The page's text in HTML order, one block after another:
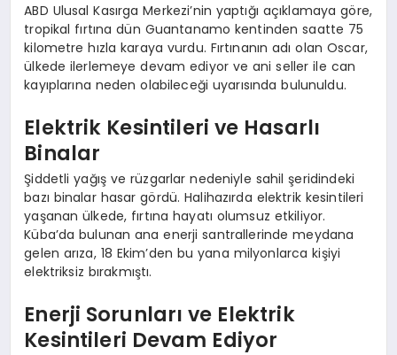
ABD Ulusal Kasırga Merkezi’nin yaptığı açıklamaya göre,
tropikal fırtına dün Guantanamo kentinden saatte 75
kilometre hızla karaya vurdu. Fırtınanın adı olan Oscar,
ülkede ilerlemeye devam ediyor ve ani seller ile can
kayıplarına neden olabileceği uyarısında bulunuldu.
Elektrik Kesintileri ve Hasarlı
Binalar
Şiddetli yağış ve rüzgarlar nedeniyle sahil şeridindeki
bazı binalar hasar gördü. Halihazırda elektrik kesintileri
yaşanan ülkede, fırtına hayatı olumsuz etkiliyor.
Küba’da bulunan ana enerji santrallerinde meydana
gelen arıza, 18 Ekim’den bu yana milyonlarca kişiyi
elektriksiz bırakmıştı.
Enerji Sorunları ve Elektrik
Kesintileri Devam Ediyor